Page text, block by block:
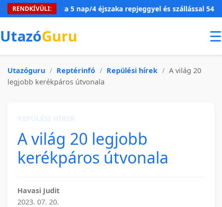
RENDKÍVÜLI:
Mallorca 5 nap/4 éjszaka repjeggyel és szállással 54.910 Ft/
UtazóGuru ☰
Utazóguru / Reptérinfó / Repülési hírek / A világ 20
legjobb kerékpáros útvonala
A világ 20 legjobb
kerékpáros útvonala
Havasi Judit
2023. 07. 20.